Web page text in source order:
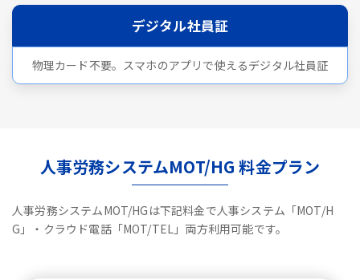
デジタル社員証
物理カード不要。スマホのアプリで使えるデジタル社員証
人事労務システムMOT/HG 料金プラン
人事労務システムMOT/HGは下記料金で人事システム「MOT/H
G」・クラウド電話「MOT/TEL」両方利用可能です。